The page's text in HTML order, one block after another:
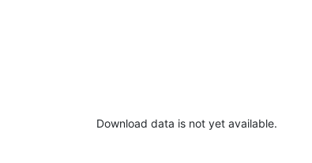
Download data is not yet available.